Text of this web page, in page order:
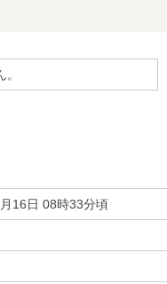
16日 08時33分頃